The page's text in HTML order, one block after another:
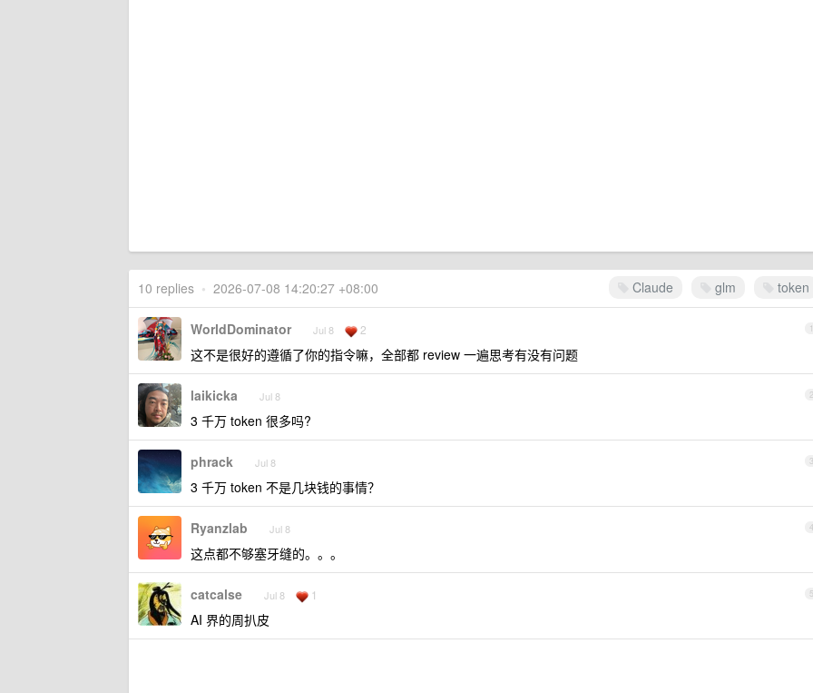
Claude glm token
10 replies • 2026-07-08 14:20:27 +08:00
1
WorldDominator Jul 8 2
这不是很好的遵循了你的指令嘛，全部都 review 一遍思考有没有问题
2
laikicka Jul 8
3 千万 token 很多吗?
3
phrack Jul 8
3 千万 token 不是几块钱的事情？
4
Ryanzlab Jul 8
这点都不够塞牙缝的。。。
5
catcalse Jul 8 1
AI 界的周扒皮